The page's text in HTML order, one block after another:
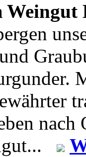
Weingut